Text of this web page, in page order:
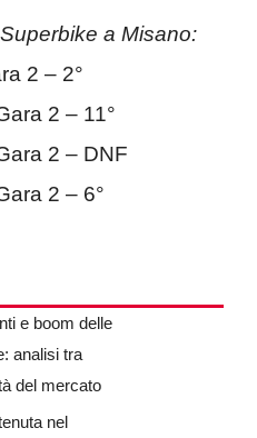
a Misano:
2 – 2°
2 – 11°
2 – DNF
2 – 6°
e boom delle
analisi tra
del mercato
nel